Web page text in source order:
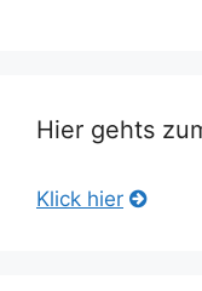
Hier gehts
Klick hier